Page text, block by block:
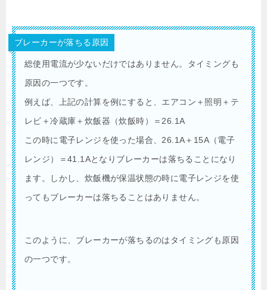
ブレーカーが落ちる原因
総使用電流が少ないだけではありません。タイミングも
原因の一つです。
例えば、上記の計算を例にすると、エアコン＋照明＋テ
レビ＋冷蔵庫＋炊飯器（炊飯時）＝26.1A
この時に電子レンジを使った場合、26.1A＋15A（電子
レンジ）＝41.1Aとなりブレーカーは落ちることになり
ます。しかし、炊飯機が保温状態の時に電子レンジを使
ってもブレーカーは落ちることはありません。
このように、ブレーカーが落ちるのはタイミングも原因
の一つです。